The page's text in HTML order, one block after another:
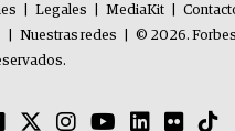
Legales MediaKit
Nuestras redes
© 2026.